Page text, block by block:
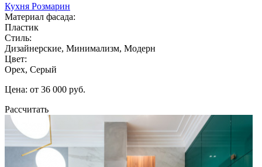
Кухня Розмарин
Материал фасада:
Пластик
Стиль:
Дизайнерские, Минимализм, Модерн
Цвет:
Орех, Серый
Цена: от 36 000 руб.
Рассчитать